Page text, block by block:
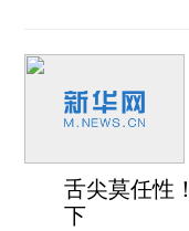
舌尖莫任性
下